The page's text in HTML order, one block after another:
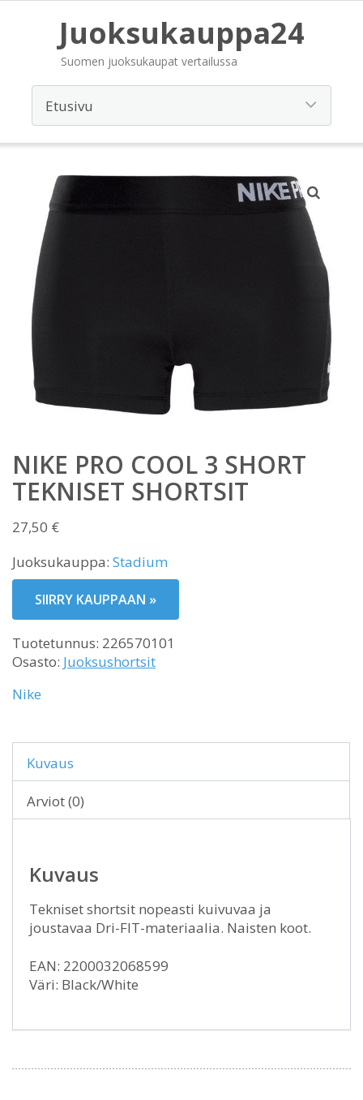
Juoksukauppa24
Suomen juoksukaupat vertailussa
NIKE PRO COOL 3 SHORT
TEKNISET SHORTSIT
27,50 €
Juoksukauppa: Stadium
SIIRRY KAUPPAAN »
Tuotetunnus: 226570101
Osasto: Juoksushortsit
Nike
Kuvaus
Arviot (0)
Kuvaus
Tekniset shortsit nopeasti kuivuvaa ja
joustavaa Dri-FIT-materiaalia. Naisten koot.
EAN: 2200032068599
Väri: Black/White